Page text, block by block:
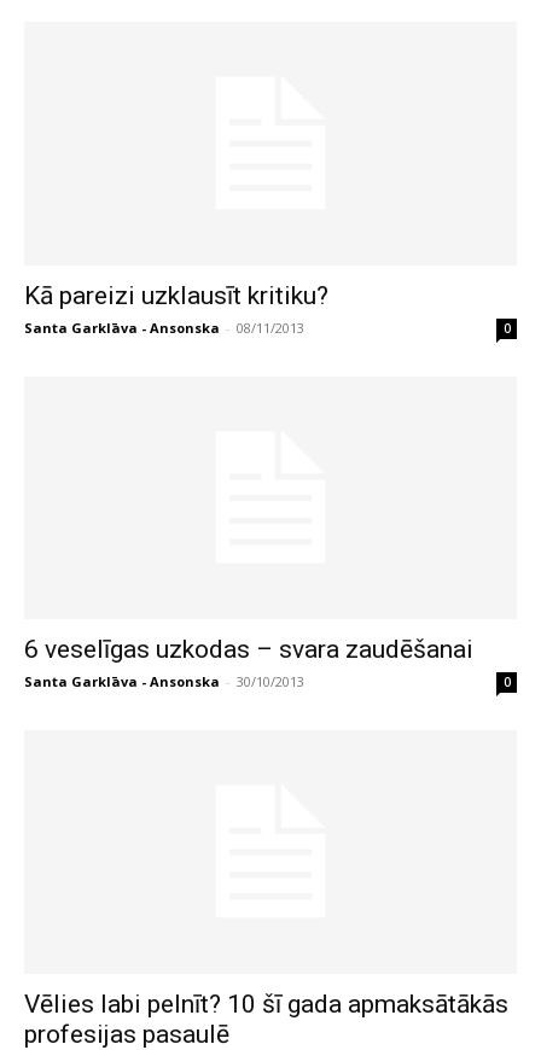
Kā pareizi uzklausīt kritiku?
Santa Garklāva - Ansonska - 08/11/2013 0
6 veselīgas uzkodas – svara zaudēšanai
Santa Garklāva - Ansonska - 30/10/2013 0
Vēlies labi pelnīt? 10 šī gada apmaksātākās
profesijas pasaulē